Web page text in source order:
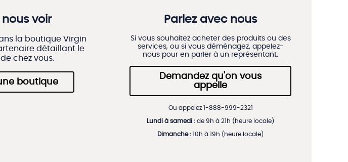
voir
la boutique Virgin
détaillant le
chez vous.
boutique
Parlez avec nous
Si vous souhaitez acheter des produits ou des
services, ou si vous déménagez, appelez-
nous pour en parler à un représentant.
Demandez qu'on vous
appelle
Ou appelez 1-888-999-2321
Lundi à samedi : de 9h à 21h (heure locale)
Dimanche : 10h à 19h (heure locale)